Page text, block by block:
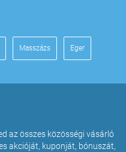
Masszázs Eger
az összes közösségi vásárló
akcióját, kuponját, bónuszát,